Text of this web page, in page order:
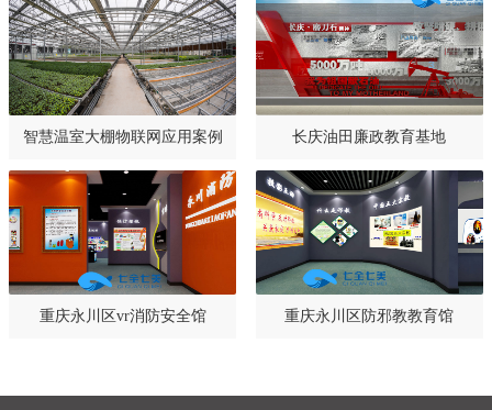
智慧温室大棚物联网应用案例 长庆油田廉政教育基地
重庆永川区vr消防安全馆 重庆永川区防邪教教育馆